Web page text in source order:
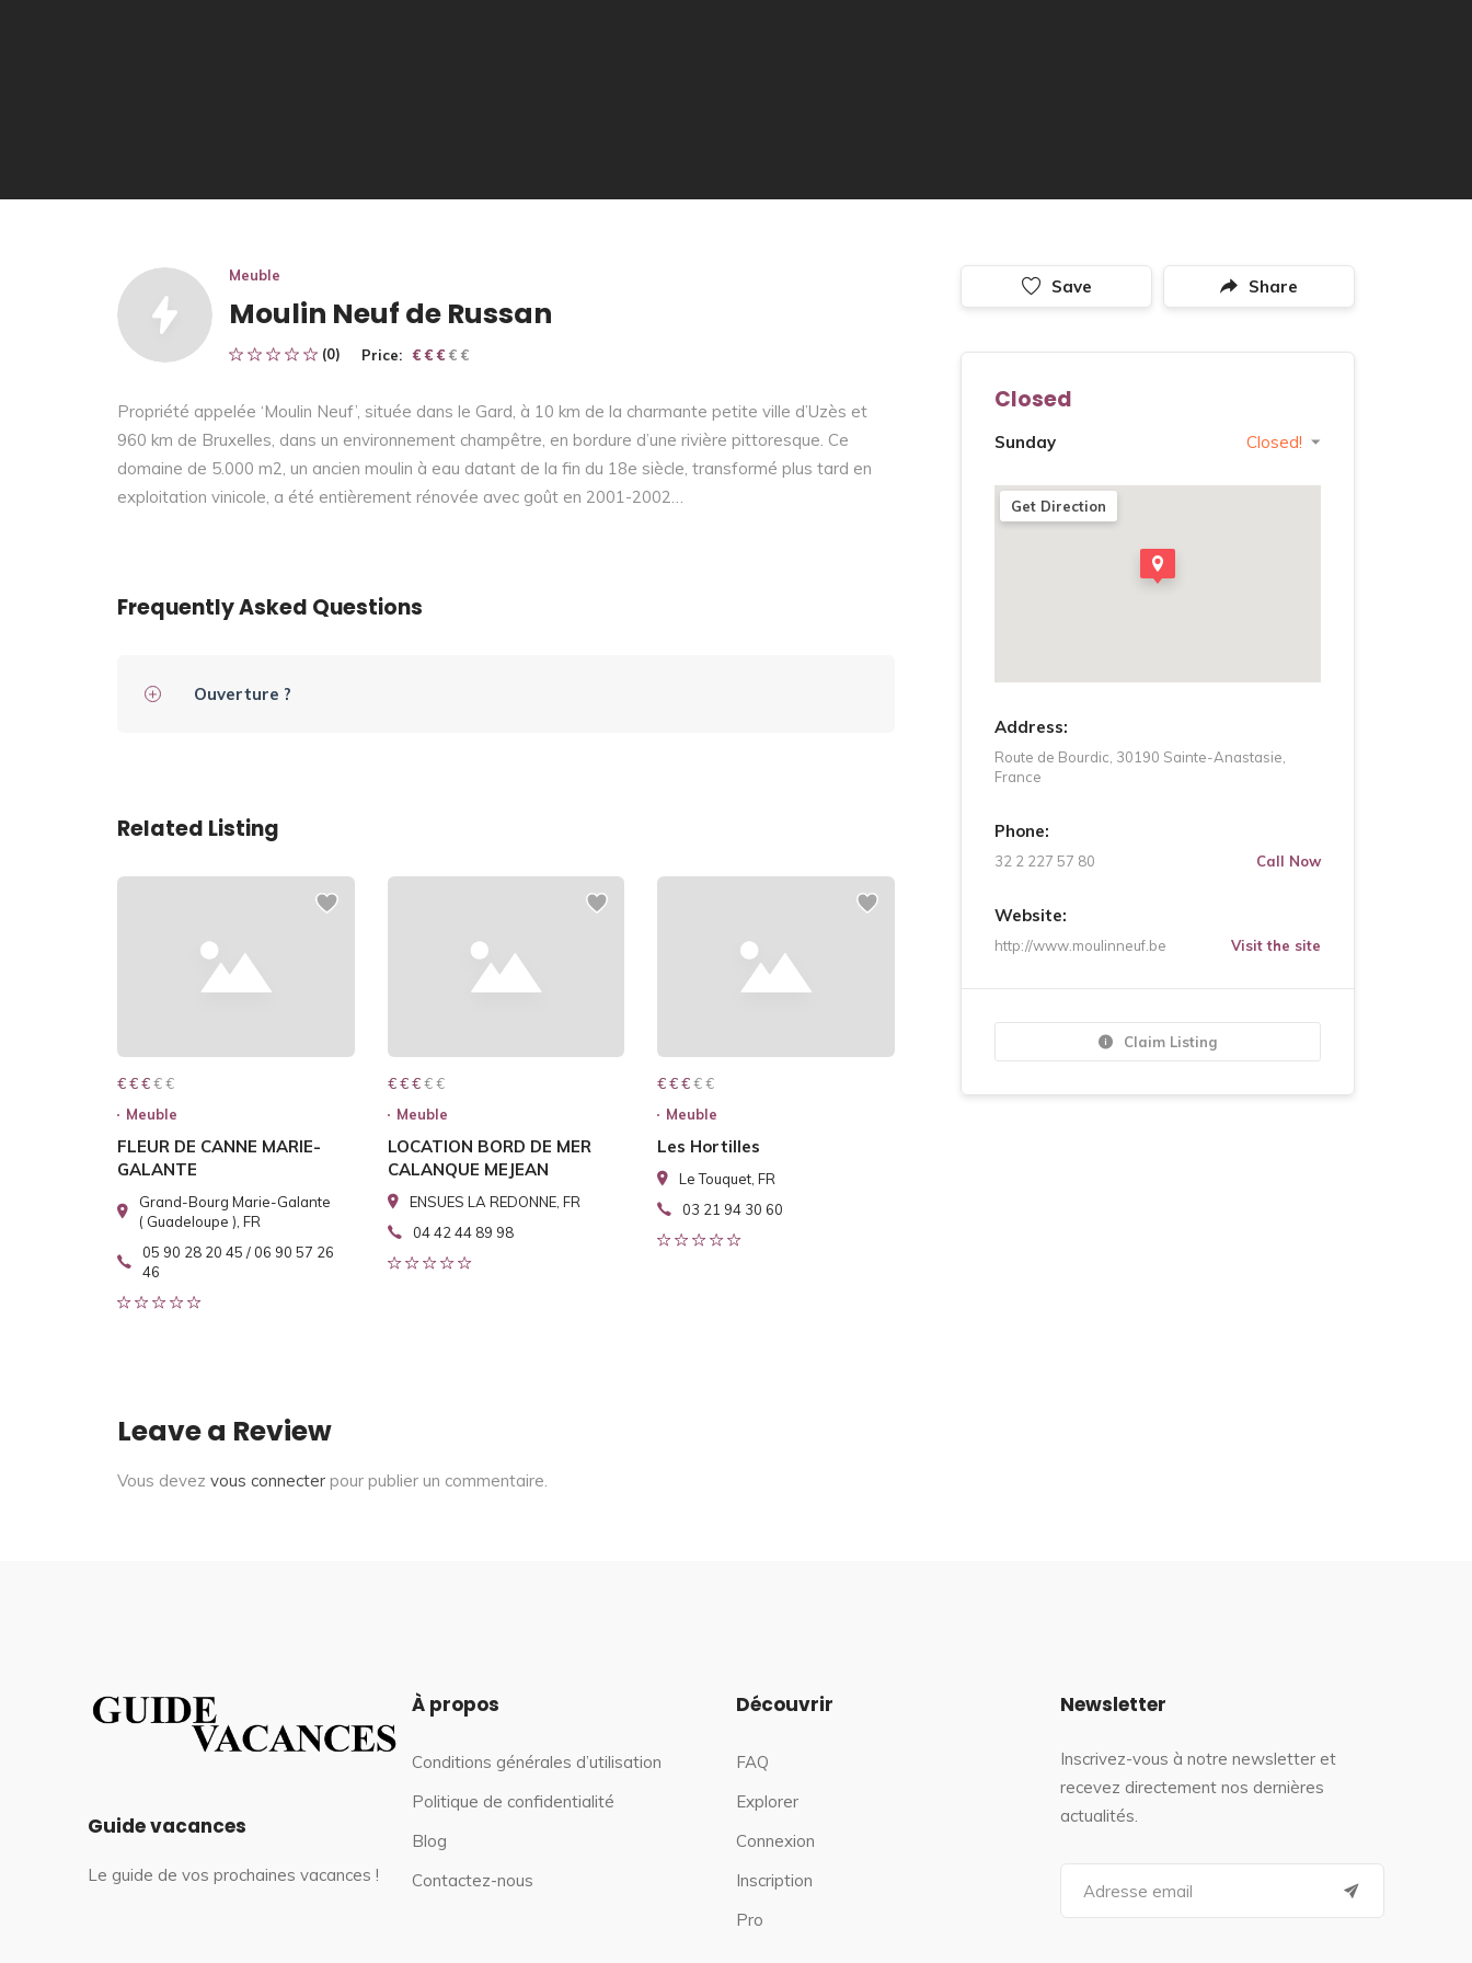
Meuble
Moulin Neuf de Russan
(0) Price: € € € € €
€ € €
Propriété appelée ‘Moulin Neuf’, située dans le Gard, à 10 km de la charmante petite ville d’Uzès et
960 km de Bruxelles, dans un environnement champêtre, en bordure d’une rivière pittoresque. Ce
domaine de 5.000 m2, un ancien moulin à eau datant de la fin du 18e siècle, transformé plus tard en
exploitation vinicole, a été entièrement rénovée avec goût en 2001-2002…
Frequently Asked Questions
Ouverture ?
Related Listing
€ € € € €
€ € €
Meuble
FLEUR DE CANNE MARIE-
GALANTE
Grand-Bourg Marie-Galante
( Guadeloupe ), FR
05 90 28 20 45 / 06 90 57 26
46
€ € € € €
€ € €
Meuble
LOCATION BORD DE MER
CALANQUE MEJEAN
ENSUES LA REDONNE, FR
04 42 44 89 98
€ € € € €
€ € €
Meuble
Les Hortilles
Le Touquet, FR
03 21 94 30 60
Leave a Review
Vous devez vous connecter pour publier un commentaire.
Save Share
Closed
Sunday Closed!
Get Direction
Address:
Route de Bourdic, 30190 Sainte-Anastasie,
France
Phone:
32 2 227 57 80 Call Now
Website:
http://www.moulinneuf.be Visit the site
Claim Listing
Guide vacances
Le guide de vos prochaines vacances !
À propos
Conditions générales d’utilisation
Politique de confidentialité
Blog
Contactez-nous
Découvrir
FAQ
Explorer
Connexion
Inscription
Pro
Newsletter
Inscrivez-vous à notre newsletter et
recevez directement nos dernières
actualités.
a